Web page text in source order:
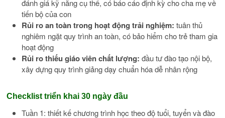
đánh giá kỹ năng cụ thể, có báo cáo định kỳ cho cha mẹ về
tiến bộ của con
Rủi ro an toàn trong hoạt động trải nghiệm: tuân thủ
nghiêm ngặt quy trình an toàn, có bảo hiểm cho trẻ tham gia
hoạt động
Rủi ro thiếu giáo viên chất lượng: đầu tư đào tạo nội bộ,
xây dựng quy trình giảng dạy chuẩn hóa dễ nhân rộng
Checklist triển khai 30 ngày đầu
Tuần 1: thiết kế chương trình học theo độ tuổi, tuyển và đào